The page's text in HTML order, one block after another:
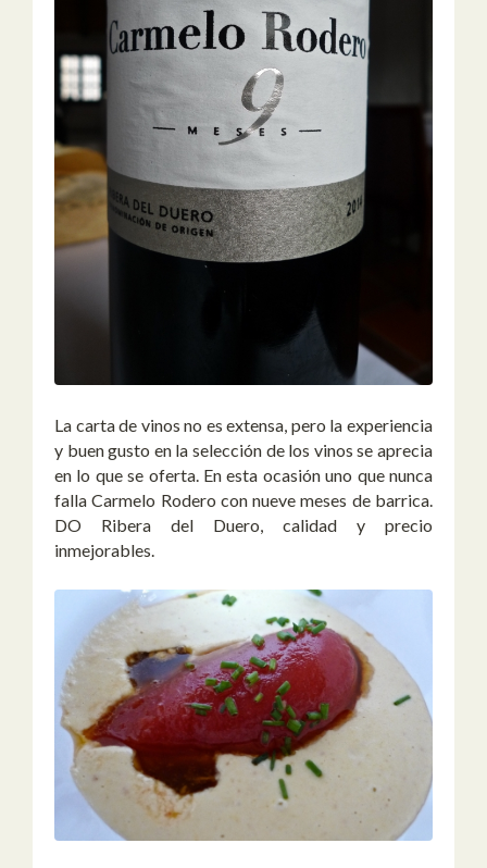
La carta de vinos no es extensa, pero la experiencia
y buen gusto en la selección de los vinos se aprecia
en lo que se oferta. En esta ocasión uno que nunca
falla Carmelo Rodero con nueve meses de barrica.
DO Ribera del Duero, calidad y precio
inmejorables.